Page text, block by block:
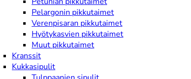
Pelargonin pikkutaimet
Verenpisaran pikkutaimet
Hyötykasvien pikkutaimet
Muut pikkutaimet
Kranssit
Kukkasipulit